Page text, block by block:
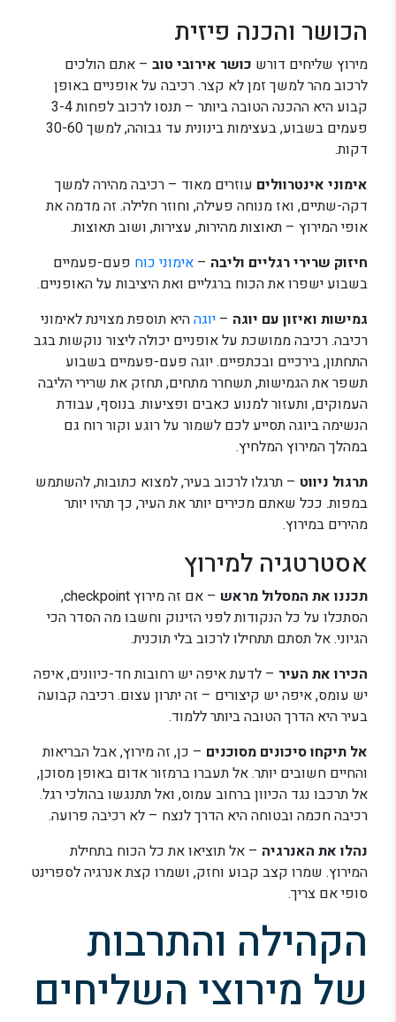
הכושר והכנה פיזית
מירוץ שליחים דורש כושר אירובי טוב – אתם הולכים
לרכוב מהר למשך זמן לא קצר. רכיבה על אופניים באופן
קבוע היא ההכנה הטובה ביותר – תנסו לרכוב לפחות 3-4
פעמים בשבוע, בעצימות בינונית עד גבוהה, למשך 30-60
דקות.
אימוני אינטרוולים עוזרים מאוד – רכיבה מהירה למשך
דקה-שתיים, ואז מנוחה פעילה, וחוזר חלילה. זה מדמה את
אופי המירוץ – תאוצות מהירות, עצירות, ושוב תאוצות.
חיזוק שרירי רגליים וליבה – אימוני כוח פעם-פעמיים
בשבוע ישפרו את הכוח ברגליים ואת היציבות על האופניים.
גמישות ואיזון עם יוגה – יוגההיא תוספת מצוינת לאימוני
רכיבה. רכיבה ממושכת על אופניים יכולה ליצור נוקשות בגב
התחתון, בירכיים ובכתפיים. יוגה פעם-פעמיים בשבוע
תשפר את הגמישות, תשחרר מתחים, תחזק את שרירי הליבה
העמוקים, ותעזור למנוע כאבים ופציעות. בנוסף, עבודת
הנשימה ביוגה תסייע לכם לשמור על רוגע וקור רוח גם
במהלך המירוץ המלחיץ.
תרגול ניווט – תרגלו לרכוב בעיר, למצוא כתובות, להשתמש
במפות. ככל שאתם מכירים יותר את העיר, כך תהיו יותר
מהירים במירוץ.
אסטרטגיה למירוץ
תכננו את המסלול מראש
– אם זה מירוץ checkpoint,
הסתכלו על כל הנקודות לפני הזינוק וחשבו מה הסדר הכי
הגיוני. אל תסתם תתחילו לרכוב בלי תוכנית.
הכירו את העיר – לדעת איפה יש רחובות חד-כיוונים, איפה
יש עומס, איפה יש קיצורים – זה יתרון עצום. רכיבה קבועה
בעיר היא הדרך הטובה ביותר ללמוד.
אל תיקחו סיכונים מסוכנים – כן, זה מירוץ, אבל הבריאות
והחיים חשובים יותר. אל תעברו ברמזור אדום באופן מסוכן,
אל תרכבו נגד הכיוון ברחוב עמוס, ואל תתנגשו בהולכי רגל.
רכיבה חכמה ובטוחה היא הדרך לנצח – לא רכיבה פרועה.
נהלו את האנרגיה – אל תוציאו את כל הכוח בתחילת
המירוץ. שמרו קצב קבוע וחזק, ושמרו קצת אנרגיה לספרינט
סופי אם צריך.
הקהילה והתרבות
של מירוצי השליחים